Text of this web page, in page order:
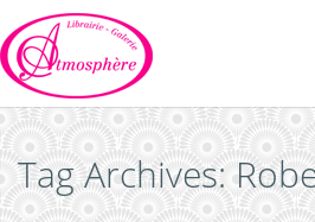
Tag Archives: